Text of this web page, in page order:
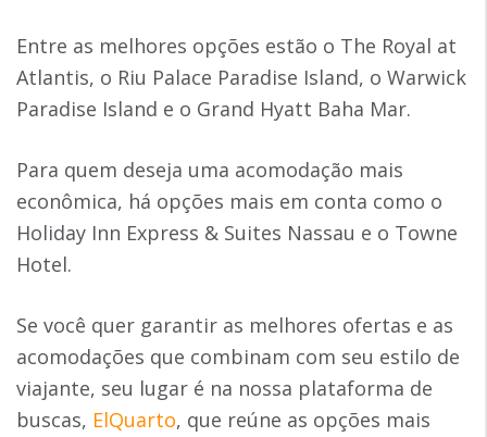
Entre as melhores opções estão o The Royal at
Atlantis, o Riu Palace Paradise Island, o Warwick
Paradise Island e o Grand Hyatt Baha Mar.
Para quem deseja uma acomodação mais
econômica, há opções mais em conta como o
Holiday Inn Express & Suites Nassau e o Towne
Hotel.
Se você quer garantir as melhores ofertas e as
acomodações que combinam com seu estilo de
viajante, seu lugar é na nossa plataforma de
buscas, ElQuarto, que reúne as opções mais